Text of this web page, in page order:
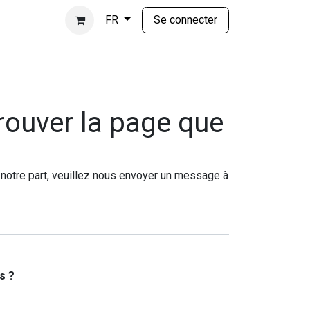
FR Se connecter
la page que
part, veuillez nous envoyer un message à
?